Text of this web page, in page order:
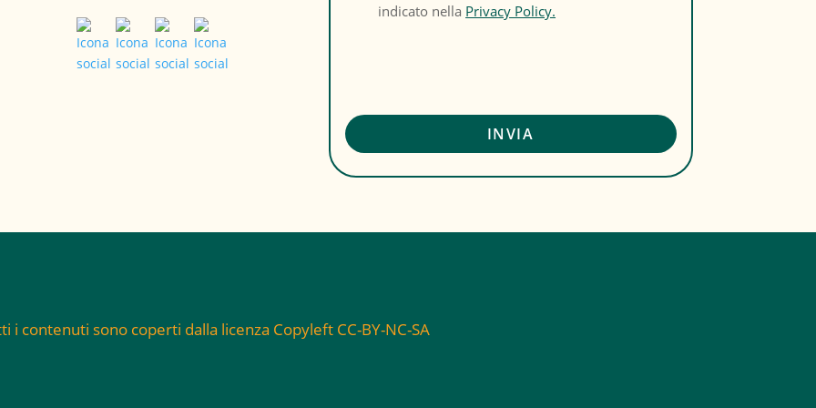
indicato nella Privacy Policy.
i contenuti sono coperti dalla licenza Copyleft CC-BY-NC-SA